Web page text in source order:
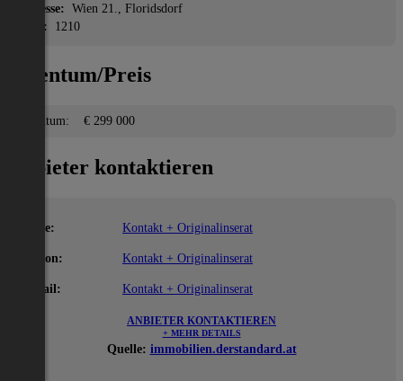
Adresse: Wien 21., Floridsdorf
PLZ:
1210
Eigentum/Preis
Eigentum: € 299 000
Anbieter kontaktieren
Name: Kontakt + Originalinserat
Telefon: Kontakt + Originalinserat
E-Mail: Kontakt + Originalinserat
ANBIETER KONTAKTIEREN
+ MEHR DETAILS
Quelle: immobilien.derstandard.at